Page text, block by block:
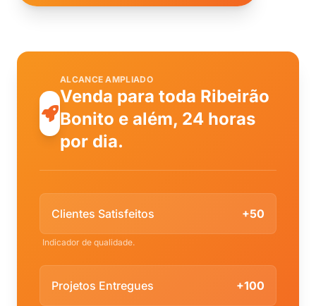
ALCANCE AMPLIADO
Venda para toda Ribeirão
Bonito e além, 24 horas
por dia.
Clientes Satisfeitos +50
Indicador de qualidade.
Projetos Entregues +100